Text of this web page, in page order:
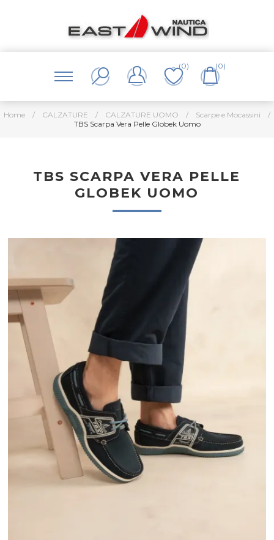
(0) (0)
Home / CALZATURE / CALZATURE UOMO / Scarpe e Mocassini
/
TBS Scarpa Vera Pelle Globek Uomo
TBS SCARPA VERA PELLE
GLOBEK UOMO